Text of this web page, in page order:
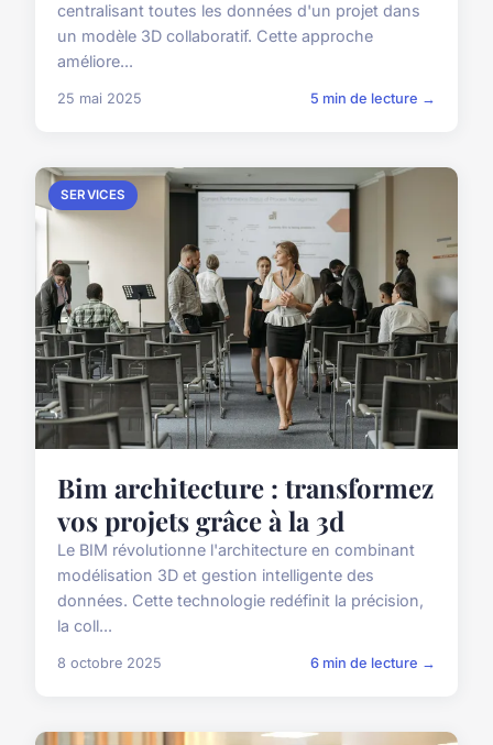
centralisant toutes les données d'un projet dans
un modèle 3D collaboratif. Cette approche
améliore...
25 mai 2025 5 min de lecture →
SERVICES
Bim architecture : transformez
vos projets grâce à la 3d
Le BIM révolutionne l'architecture en combinant
modélisation 3D et gestion intelligente des
données. Cette technologie redéfinit la précision,
la coll...
8 octobre 2025 6 min de lecture →